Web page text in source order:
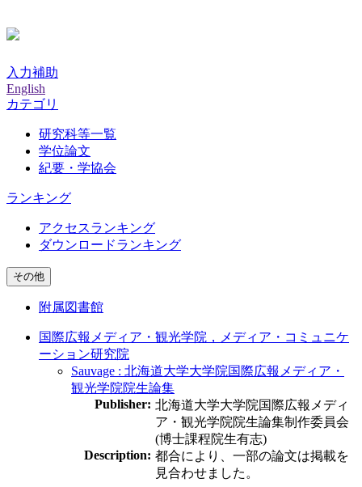
入力補助
English
カテゴリ
研究科等一覧
学位論文
紀要・学協会
ランキング
アクセスランキング
ダウンロードランキング
その他
附属図書館
国際広報メディア・観光学院，メディア・コミュニケ
ーション研究院
Sauvage : 北海道大学大学院国際広報メディア・
観光学院院生論集
Publisher: 北海道大学大学院国際広報メディ
ア・観光学院院生論集制作委員会
(博士課程院生有志)
Description: 都合により、一部の論文は掲載を
見合わせました。